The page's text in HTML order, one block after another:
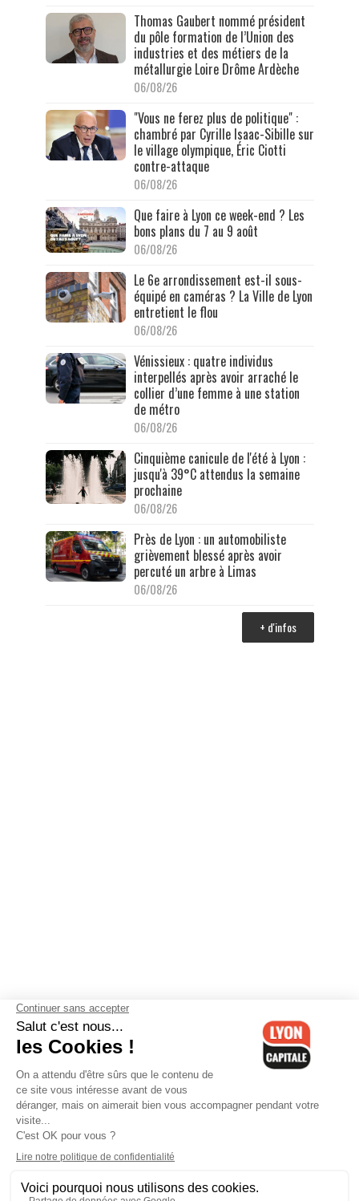
Thomas Gaubert nommé président
du pôle formation de l’Union des
industries et des métiers de la
métallurgie Loire Drôme Ardèche
06/08/26
"Vous ne ferez plus de politique" :
chambré par Cyrille Isaac-Sibille sur
le village olympique, Éric Ciotti
contre-attaque
06/08/26
Que faire à Lyon ce week-end ? Les
bons plans du 7 au 9 août
06/08/26
Le 6e arrondissement est-il sous-
équipé en caméras ? La Ville de Lyon
entretient le flou
06/08/26
Vénissieux : quatre individus
interpellés après avoir arraché le
collier d’une femme à une station
de métro
06/08/26
Cinquième canicule de l'été à Lyon :
jusqu'à 39°C attendus la semaine
prochaine
06/08/26
Près de Lyon : un automobiliste
grièvement blessé après avoir
percuté un arbre à Limas
06/08/26
+ d'infos
Contactez-nous-Mentions légales-CGV-Politique de